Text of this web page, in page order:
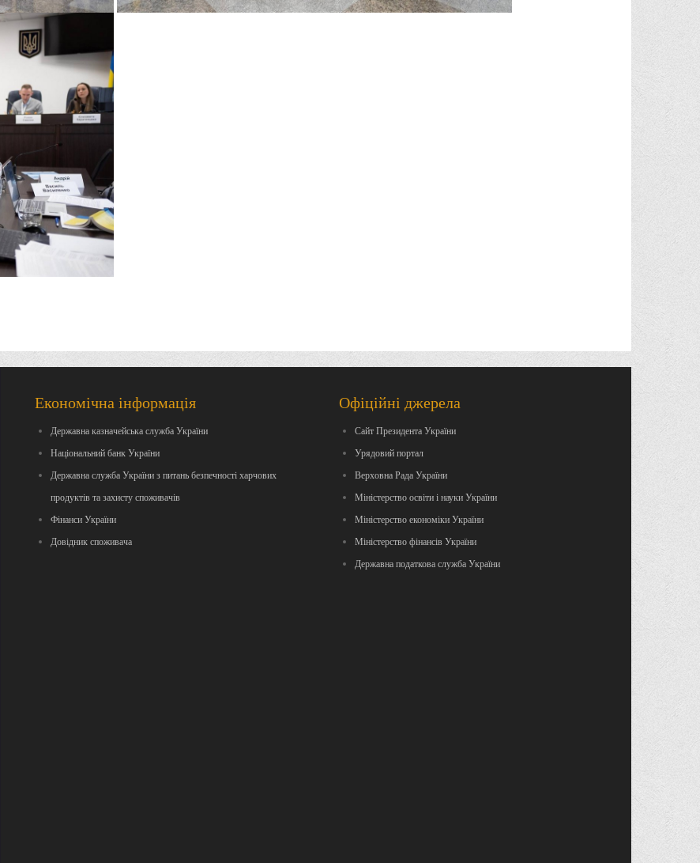
Економічна інформація
Державна казначейська служба України
Національний банк України
Державна служба України з питань безпечності харчових
продуктів та захисту споживачів
Фінанси України
Довідник споживача
Офіційні джерела
Сайт Президента України
Урядовий портал
Верховна Рада України
Міністерство освіти і науки України
Міністерство економіки України
Міністерство фінансів України
Державна податкова служба України